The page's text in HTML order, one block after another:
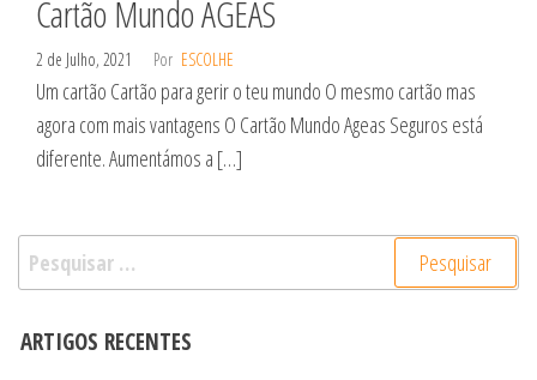
Cartão Mundo AGEAS
2 de Julho, 2021 Por ESCOLHE
Um cartão Cartão para gerir o teu mundo O mesmo cartão mas
agora com mais vantagens O Cartão Mundo Ageas Seguros está
diferente. Aumentámos a […]
Pesquisar
por:
ARTIGOS RECENTES